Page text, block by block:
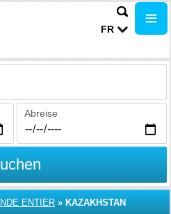
FR
Abreise
ENTIER » KAZAKHSTAN